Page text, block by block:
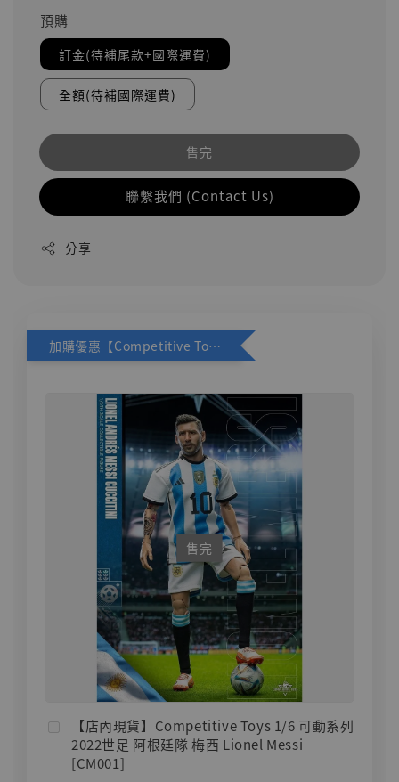
預購
訂金(待補尾款+國際運費)
全額(待補國際運費)
售完
聯繫我們 (Contact Us)
分享
加購優惠【Competitive Toys 梅西 [CM001]】
售完
【店內現貨】Competitive Toys 1/6 可動系列
2022世足 阿根廷隊 梅西 Lionel Messi
[CM001]